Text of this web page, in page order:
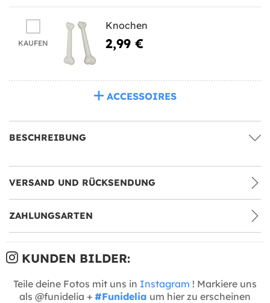
KAUFEN
Knochen
2,99 €
ACCESSOIRES
BESCHREIBUNG
VERSAND UND RÜCKSENDUNG
ZAHLUNGSARTEN
KUNDEN BILDER:
Teile deine Fotos mit uns in Instagram ! Markiere uns
als @funidelia + #Funidelia um hier zu erscheinen